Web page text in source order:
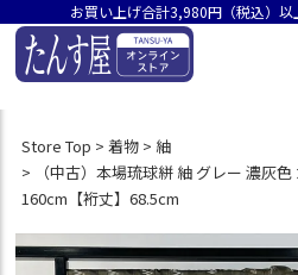
お買い上げ合計3,980円（税込）以
Store Top 着物
紬
（中古）本場琉球絣 紬 グレー 濃灰
160cm【裄丈】68.5cm